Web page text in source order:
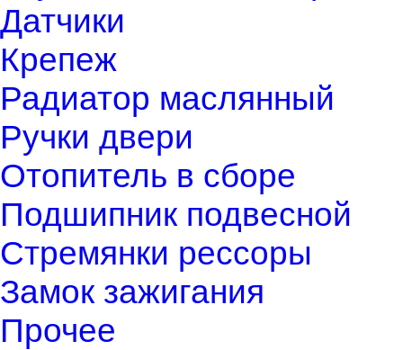
Датчики
Крепеж
Радиатор маслянный
Ручки двери
Отопитель в сборе
Подшипник подвесной
Стремянки рессоры
Замок зажигания
Прочее